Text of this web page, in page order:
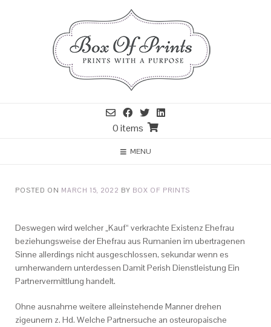
0 items
MENU
POSTED ON MARCH 15, 2022 BY BOX OF PRINTS
Deswegen wird welcher „Kauf“ verkrachte Existenz Ehefrau
beziehungsweise der Ehefrau aus Rumanien im ubertragenen
Sinne allerdings nicht ausgeschlossen, sekundar wenn es
umherwandern unterdessen Damit Perish Dienstleistung Ein
Partnervermittlung handelt.
Ohne ausnahme weitere alleinstehende Manner drehen
zigeunern z. Hd. Welche Partnersuche an osteuropaische